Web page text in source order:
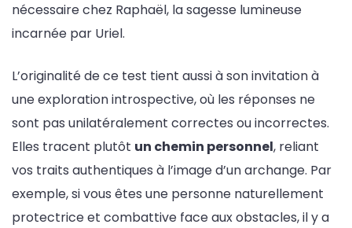
nécessaire chez Raphaël, la sagesse lumineuse
incarnée par Uriel.
L’originalité de ce test tient aussi à son invitation à
une exploration introspective, où les réponses ne
sont pas unilatéralement correctes ou incorrectes.
Elles tracent plutôt un chemin personnel, reliant
vos traits authentiques à l’image d’un archange. Par
exemple, si vous êtes une personne naturellement
protectrice et combattive face aux obstacles, il y a